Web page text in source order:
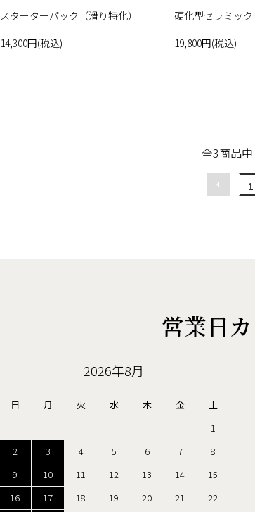
スターターパック（滑り特化）
14,300円(税込)
硬化型セラミック
19,800円(税込)
全3商品中
1
営業日
2026年8月
日 月 火 水 木 金
土
1
2
3 4 5 6 7
8
9
10 11 12 13 14
15
16
17 18 19 20 21
22